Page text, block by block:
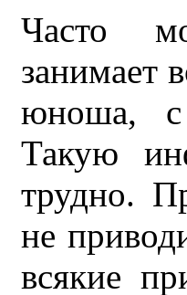
Часто
занимает
юноша, с
Такую
трудно.
не
всякие